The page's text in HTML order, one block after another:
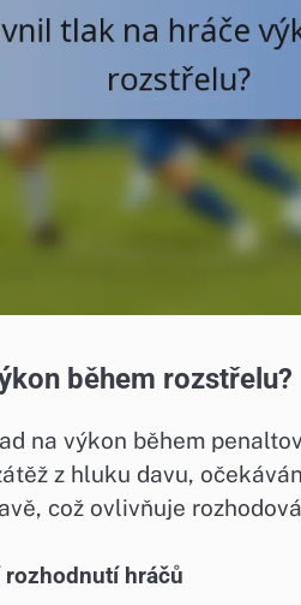
během rozstřelu?
na výkon během
z hluku davu,
což ovlivňuje
hráčů